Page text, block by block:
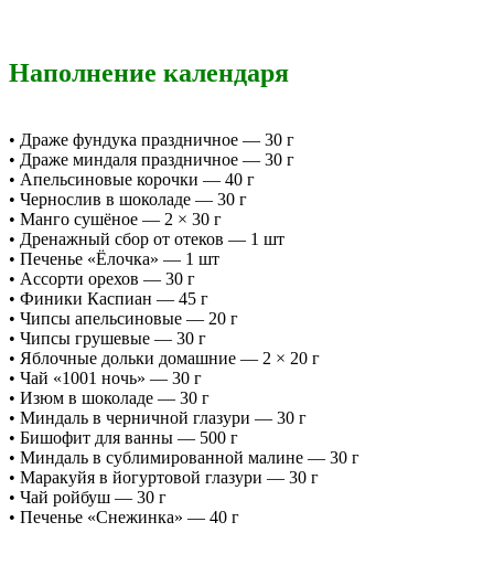
Наполнение календаря
• Драже фундука праздничное — 30 г
• Драже миндаля праздничное — 30 г
• Апельсиновые корочки — 40 г
• Чернослив в шоколаде — 30 г
• Манго сушёное — 2 × 30 г
• Дренажный сбор от отеков — 1 шт
• Печенье «Ёлочка» — 1 шт
• Ассорти орехов — 30 г
• Финики Каспиан — 45 г
• Чипсы апельсиновые — 20 г
• Чипсы грушевые — 30 г
• Яблочные дольки домашние — 2 × 20 г
• Чай «1001 ночь» — 30 г
• Изюм в шоколаде — 30 г
• Миндаль в черничной глазури — 30 г
• Бишофит для ванны — 500 г
• Миндаль в сублимированной малине — 30 г
• Маракуйя в йогуртовой глазури — 30 г
• Чай ройбуш — 30 г
• Печенье «Снежинка» — 40 г